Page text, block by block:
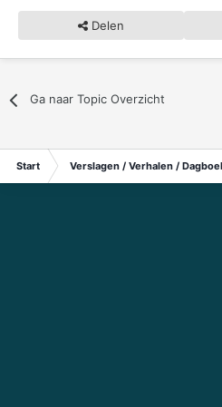
Delen
Ga naar Topic Overzicht
Start Verslagen / Verhalen /